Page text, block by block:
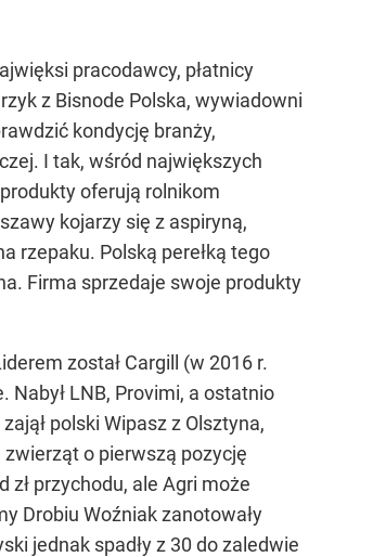
pracodawcy, płatnicy
z Bisnode Polska, wywiadowni
kondycję branży,
I tak, wśród największych
oferują rolnikom
kojarzy się z aspiryną,
rzepaku. Polską perełką tego
Firma sprzedaje swoje produkty
został Cargill (w 2016 r.
Nabył LNB, Provimi, a ostatnio
polski Wipasz z Olsztyna,
o pierwszą pozycję
zł przychodu, ale Agri może
Drobiu Woźniak zanotowały
jednak spadły z 30 do zaledwie